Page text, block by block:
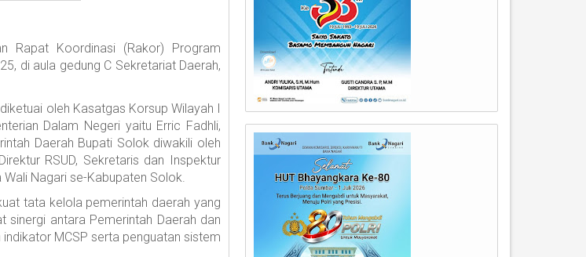
Rapat Koordinasi (Rakor) Program
di aula gedung C Sekretariat Daerah,
oleh Kasatgas Korsup Wilayah I
Dalam Negeri yaitu Erric Fadhli,
Daerah Bupati Solok diwakili oleh
RSUD, Sekretaris dan Inspektur
Nagari se-Kabupaten Solok.
tata kelola pemerintah daerah yang
sinergi antara Pemerintah Daerah dan
MCSP serta penguatan sistem